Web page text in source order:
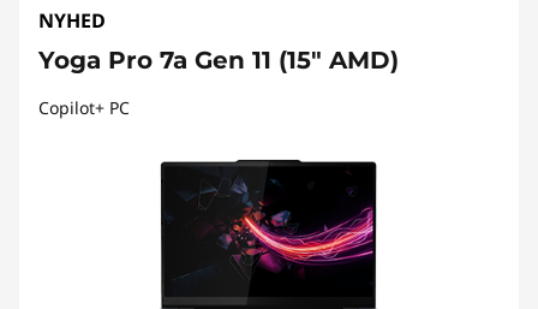
NYHED
Yoga Pro 7a Gen 11 (15" AMD)
Copilot+ PC